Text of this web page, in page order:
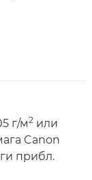
г/м2 или
Canon
прибл.